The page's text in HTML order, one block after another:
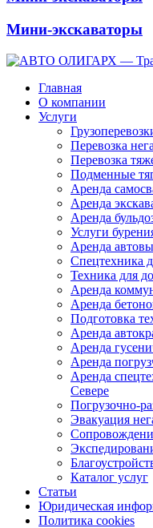
Мини-экскаваторы
Главная
О компании
Услуги
Перевозка
Перевозка
Подменные
Аренда
Аренда
Аренда
Услуги
Аренда
Спецтехника
Техника для
Аренда
Аренда
Подготовка
Аренда
Аренда
Аренда
Аренда
Севере
Погрузочно-
Эвакуация
Каталог услуг
Статьи
Юридическая
Политика cookies